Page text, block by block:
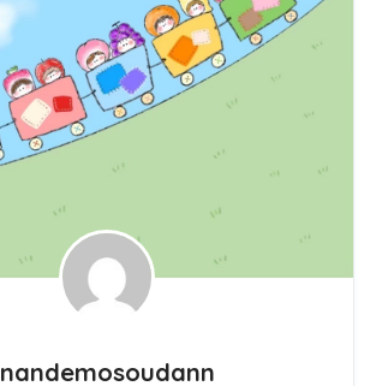
nandemosoudann